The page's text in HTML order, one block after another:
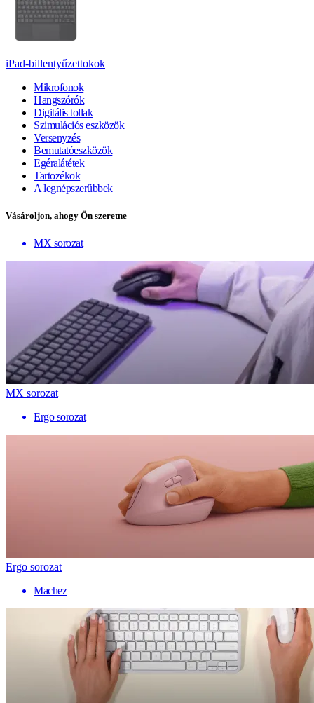
iPad-billentyűzettokok
Mikrofonok
Hangszórók
Digitális tollak
Szimulációs eszközök
Versenyzés
Bemutatóeszközök
Egéralátétek
Tartozékok
A legnépszerűbbek
Vásároljon, ahogy Ön szeretne
MX sorozat
MX sorozat
Ergo sorozat
Ergo sorozat
Machez